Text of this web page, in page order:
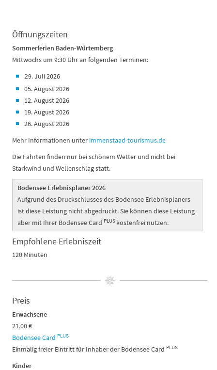
Öffnungszeiten
Sommerferien Baden-Würtemberg
Mittwochs um 9:30 Uhr an folgenden Terminen:
29. Juli 2026
05. August 2026
12. August 2026
19. August 2026
26. August 2026
Mehr Informationen unter immenstaad-tourismus.de
Die Fahrten finden nur bei schönem Wetter und nicht bei
Starkwind und Wellenschlag statt.
Bodensee Erlebnisplaner 2026
Aufgrund des Druckschlusses des Bodensee Erlebnisplaners
ist diese Leistung nicht abgedruckt. Sie können diese Leistung
aber mit Ihrer Bodensee Card PLUS kostenfrei nutzen.
Empfohlene Erlebniszeit
120 Minuten
Preis
Erwachsene
21,00 €
Bodensee Card PLUS
Einmalig freier Eintritt für Inhaber der Bodensee Card PLUS
Kinder